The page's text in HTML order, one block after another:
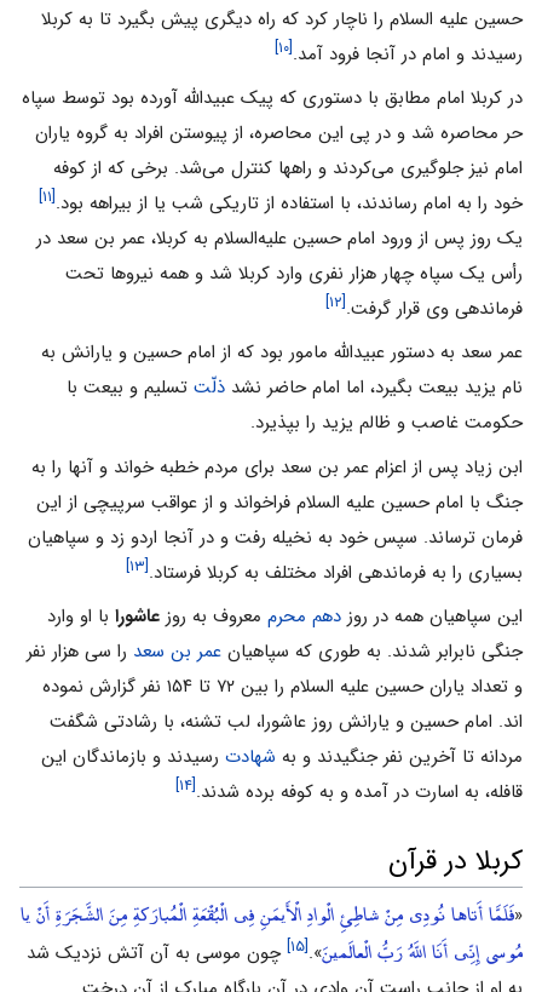
حسین علیه السلام را ناچار کرد که راه دیگری پیش بگیرد تا به کربلا
رسیدند و امام در آنجا فرود آمد.[۱۰]
در کربلا امام مطابق با دستوری که پیک عبیدالله آورده بود توسط سپاه
حر محاصره شد و در پى اين محاصره، از پيوستن افراد به گروه ياران
امام نيز جلوگيرى مى‌كردند و راهها كنترل مى‌شد. برخى كه از كوفه
خود را به امام رساندند، با استفاده از تاريكى شب يا از بيراهه بود.[۱۱]
یک روز پس از ورود امام حسین علیه‌السلام به کربلا، عمر بن سعد در
رأس یک سپاه چهار هزار نفری وارد کربلا شد و همه نیروها تحت
فرماندهی وی قرار گرفت.[۱۲]
عمر سعد به دستور عبیدالله مامور بود که از امام حسین و یارانش به
نام یزید بیعت بگیرد، اما امام حاضر نشد ذلّت تسلیم و بیعت با
حکومت غاصب و ظالم یزید را بپذیرد.
ابن زیاد پس از اعزام عمر بن سعد برای مردم خطبه خواند و آنها را به
جنگ با امام حسین علیه السلام فراخواند و از عواقب سرپیچی از این
فرمان ترساند. سپس خود به نخیله رفت و در آنجا اردو زد و سپاهیان
بسیاری را به فرماندهی افراد مختلف به کربلا فرستاد.[۱۳]
این سپاهیان همه در روز دهم محرم معروف به روز عاشورا با او وارد
جنگی نابرابر شدند. به طوری که سپاهیان عمر بن سعد را سی هزار نفر
و تعداد یاران حسین علیه السلام را بین ۷۲ تا ۱۵۴ نفر گزارش نموده
اند. امام حسین و یارانش روز عاشورا، لب تشنه، با رشادتى شگفت
مردانه تا آخرین نفر جنگیدند و به شهادت رسیدند و بازماندگان این
قافله، به اسارت در آمده و به کوفه برده شدند.[۱۴]
کربلا در قرآن
«فَلَمَّا أَتاها نُودِی مِنْ شاطِئِ الْوادِ الْأَیمَنِ فِی الْبُقْعَةِ الْمُبارَکةِ مِنَ الشَّجَرَةِ أَنْ یا
مُوسى إِنِّی أَنَا اللَّهُ رَبُّ الْعالَمینَ».[۱۵]
چون موسی به آن آتش نزدیک شد